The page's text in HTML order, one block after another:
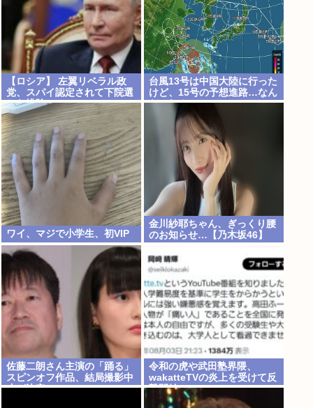
【ロシア】 左翼リベラル政
党、スパイ認定されて下院選
から排除
台風13号は中国大陸に行った
けど、15号の予想進路…なん
だこれ？
ワイ、マジで小学生、初VIP
金川紗耶ちゃん、ぎっくり腰
のお知らせ…【乃木坂46】
佐藤二朗さん主演の「踊る」
スピンオフ作品、結局撮影中
止が決定www
令和の虎や武田塾界隈、
wakatteTVの炎上を受けて反
撃開始